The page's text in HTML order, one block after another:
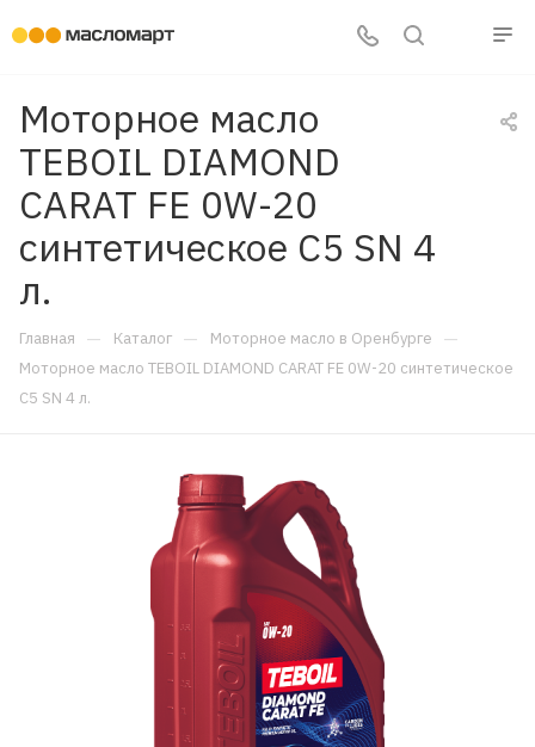
Моторное масло
TEBOIL DIAMOND
CARAT FE 0W-20
синтетическое C5 SN 4
л.
Главная — Каталог — Моторное масло в Оренбурге —
Моторное масло TEBOIL DIAMOND CARAT FE 0W-20 синтетическое
C5 SN 4 л.